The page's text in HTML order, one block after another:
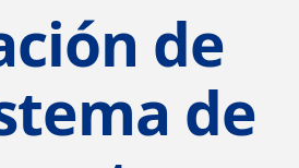
de
de